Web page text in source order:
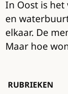
In Oost is het
en
elkaar. De
Maar hoe
RUBRIEKEN